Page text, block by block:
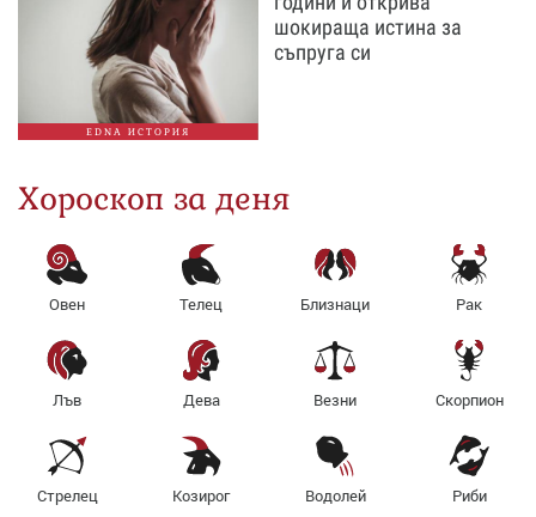
EDNA ИСТОРИЯ
шокираща истина за
съпруга си
Хороскоп за деня
Овен Телец Близнаци Рак
Лъв Дева Везни Скорпион
Стрелец Козирог Водолей Риби